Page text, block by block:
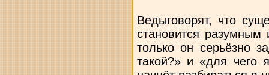
Ведыговорят, что
становится разумным
только он серьёзно
такой?» и «для чего